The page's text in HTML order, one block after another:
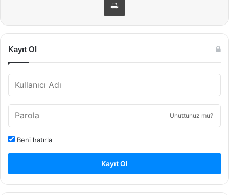
Kayıt Ol
Unuttunuz mu?
Beni hatırla
Kayıt Ol